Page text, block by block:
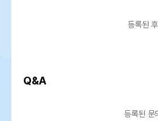
등록된
Q&A
등록된 문